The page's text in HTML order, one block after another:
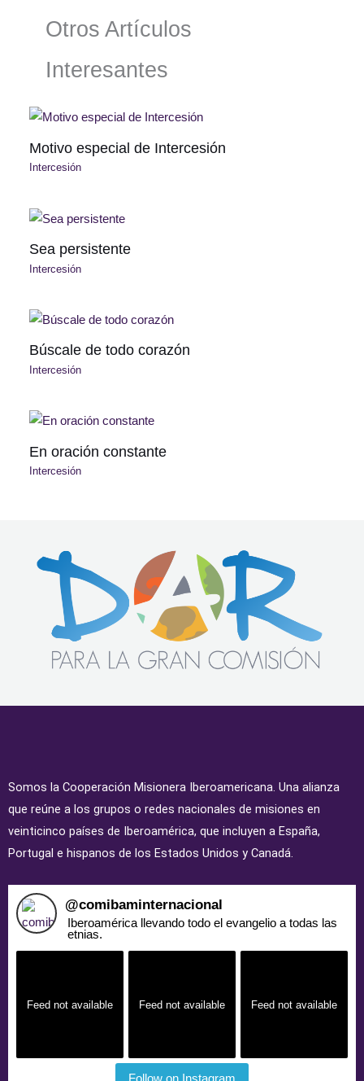
Otros Artículos
Interesantes
Motivo especial de Intercesión
Intercesión
Sea persistente
Intercesión
Búscale de todo corazón
Intercesión
En oración constante
Intercesión
Somos la Cooperación Misionera Iberoamericana. Una alianza
que reúne a los grupos o redes nacionales de misiones en
veinticinco países de Iberoamérica, que incluyen a España,
Portugal e hispanos de los Estados Unidos y Canadá.
@comibaminternacional
Iberoamérica llevando todo el evangelio a todas las
etnias.
Feed not available Feed not available Feed not available